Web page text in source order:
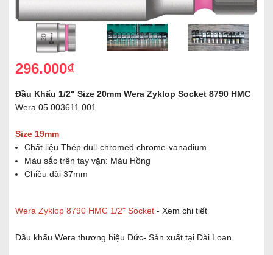
296.000₫
Đầu Khẩu 1/2" Size 20mm Wera Zyklop Socket 8790 HMC
Wera 05 003611 001
Size 19mm
Chất liệu Thép dull-chromed chrome-vanadium
Màu sắc trên tay vặn: Màu Hồng
Chiều dài 37mm
Wera Zyklop 8790 HMC 1/2" Socket - Xem chi tiết
Đầu khẩu Wera thương hiệu Đức- Sản xuất tại Đài Loan.